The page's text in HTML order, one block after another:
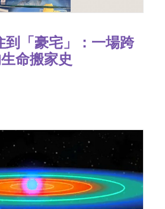
到「豪宅」：一場跨
命搬家史